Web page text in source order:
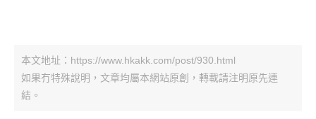
本文地址：https://www.hkakk.com/post/930.html
如果冇特殊說明，文章均屬本網站原創，轉載請注明原先連
結。